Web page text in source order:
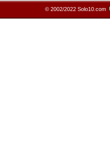
© 2002/2022 Solo10.com